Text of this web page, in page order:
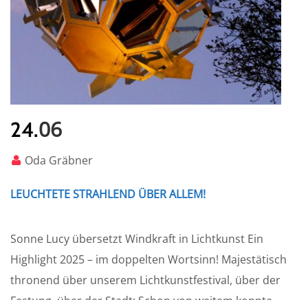
24.06
Oda Gräbner
LEUCHTETE STRAHLEND ÜBER ALLEM!
Sonne Lucy übersetzt Windkraft in Lichtkunst Ein
Highlight 2025 – im doppelten Wortsinn! Majestätisch
thronend über unserem Lichtkunstfestival, über der